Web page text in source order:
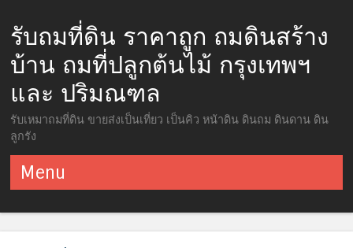
รับถมที่ดิน ราคาถูก ถมดินสร้าง
บ้าน ถมที่ปลูกต้นไม้ กรุงเทพฯ
และ ปริมณฑล
รับเหมาถมที่ดิน ขายส่งเป็นเที่ยว เป็นคิว หน้าดิน ดินถม ดินดาน ดิน
ลูกรัง
Menu